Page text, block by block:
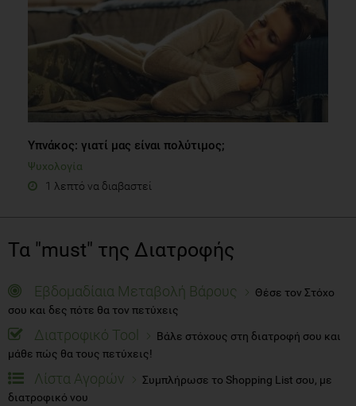
Υπνάκος: γιατί μας είναι πολύτιμος;
Ψυχολογία
1 λεπτό να διαβαστεί
Τα "must" της Διατροφής
Εβδομαδίαια Μεταβολή Βάρους
Θέσε τον Στόχο
σου και δες πότε θα τον πετύχεις
Διατροφικό Tool
Βάλε στόχους στη διατροφή σου και
μάθε πώς θα τους πετύχεις!
Λίστα Αγορών
Συμπλήρωσε το Shopping List σου, με
διατροφικό νου